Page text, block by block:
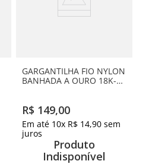
GARGANTILHA FIO NYLON
BANHADA A OURO 18K-
R$ 149,00
Em até 10x R$ 14,90 sem
juros
Produto
Indisponível